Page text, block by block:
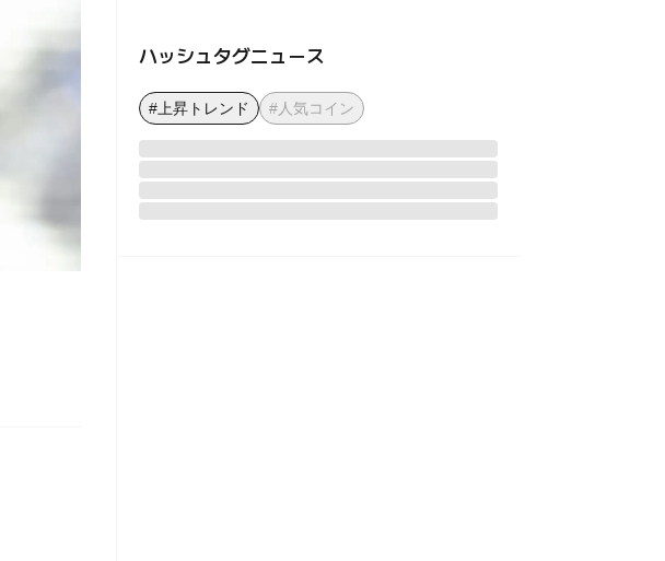
ハッシュタグニュース
#上昇トレンド #人気コイン